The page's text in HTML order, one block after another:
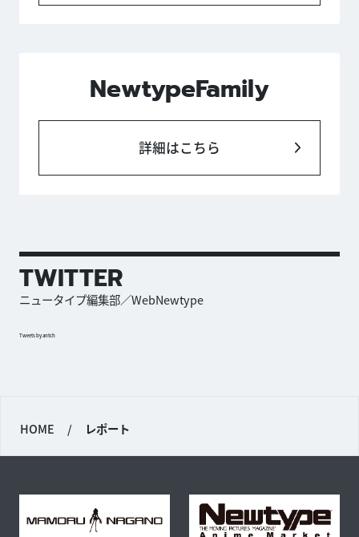
NewtypeFamily
詳細はこちら
TWITTER
ニュータイプ編集部／WebNewtype
Tweets by antch
HOME / レポート